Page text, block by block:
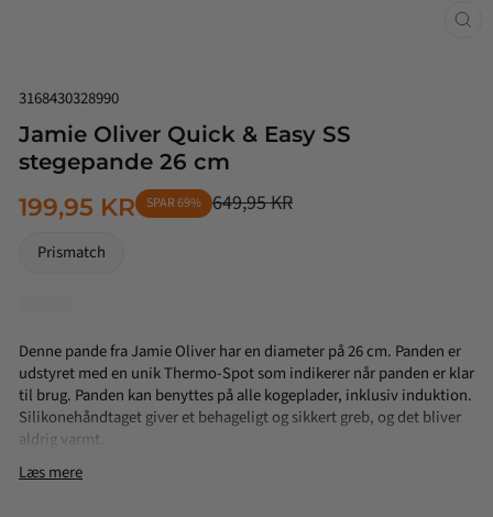
3168430328990
Jamie Oliver Quick & Easy SS
stegepande 26 cm
NORMALPRIS 649,95 KR
TILBUDSPRIS
199,95 KR SPAR 69%
Prismatch
Denne pande fra Jamie Oliver har en diameter på 26 cm. Panden er
udstyret med en unik Thermo-Spot som indikerer når panden er klar
til brug. Panden kan benyttes på alle kogeplader, inklusiv induktion.
Silikonehåndtaget giver et behageligt og sikkert greb, og det bliver
aldrig varmt.
Mærke: Jamie Oliver
Læs mere